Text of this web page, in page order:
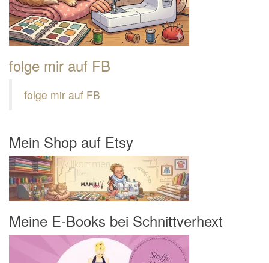
folge mir auf FB
folge mir auf FB
Mein Shop auf Etsy
Meine E-Books bei Schnittverhext